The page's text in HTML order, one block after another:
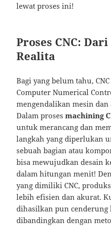
lewat proses ini!
Proses CNC:
Realita
Bagi yang belum tahu,
Computer Numerical
mengendalikan mesin
Dalam prosesmachining
untuk merancang dan
langkah yang diperlukan
sebuah bagian atau
bisa mewujudkan desain
dalam hitungan menit!
yang dimiliki CNC,
lebih efisien dan akurat.
dihasilkan pun
dibandingkan dengan